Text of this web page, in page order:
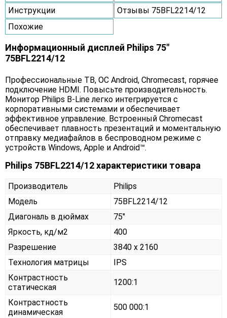
Инструкции
Отзывы 75BFL2214/12
Похожие
Информационный дисплей Philips 75"
75BFL2214/12
Профессиональные ТВ, ОС Android, Chromecast, горячее
подключение HDMI. Повысьте производительность.
Монитор Philips B-Line легко интегрируется с
корпоративными системами и обеспечивает
эффективное управление. Встроенный Chromecast
обеспечивает плавность презентаций и моментальную
отправку медиафайлов в беспроводном режиме с
устройств Windows, Apple и Android™.
Philips 75BFL2214/12 характеристики товара
Производитель
Philips
Модель
75BFL2214/12
Диагональ в дюймах
75"
Яркость, кд/м2
400
Разрешение
3840 x 2160
Технология матрицы
IPS
Контрастность
статическая
1200:1
Контрастность
динамическая
500 000:1